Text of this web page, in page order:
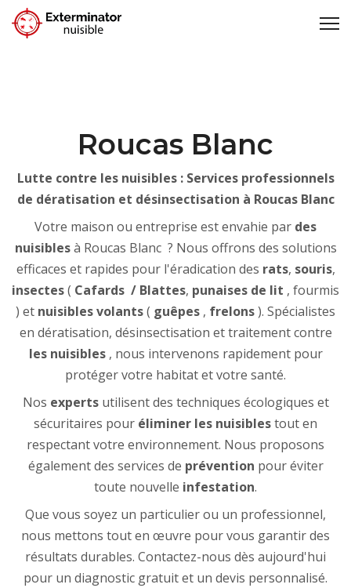
Roucas Blanc
Lutte contre les nuisibles : Services professionnels
de dératisation et désinsectisation à Roucas Blanc
Votre maison ou entreprise est envahie par des
nuisiblesà Roucas Blanc ? Nous offrons des solutions
efficaces et rapides pour l'éradication des rats, souris,
insectes( Cafards / Blattes, punaises de lit , fourmis
) et nuisibles volants( guêpes , frelons). Spécialistes
en dératisation, désinsectisation et traitement contre
les nuisibles, nous intervenons rapidement pour
protéger votre habitat et votre santé.
Nos expertsutilisent des techniques écologiques et
sécuritaires pour éliminer les nuisiblestout en
respectant votre environnement. Nous proposons
également des services de prévention pour éviter
toute nouvelle infestation.
Que vous soyez un particulier ou un professionnel,
nous mettons tout en œuvre pour vous garantir des
résultats durables. Contactez-nous dès aujourd'hui
pour un diagnostic gratuit et un devis personnalisé.